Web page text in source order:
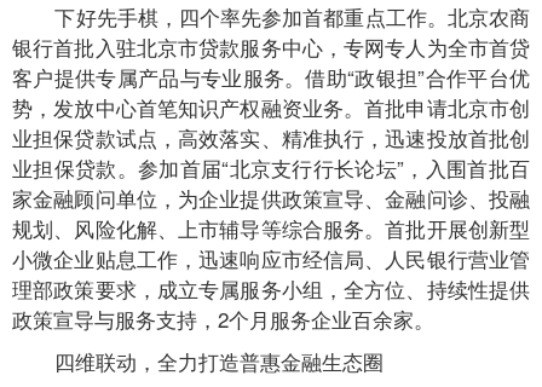
下好先手棋，四个率先参加首都重点工作。北京农商
银行首批入驻北京市贷款服务中心，专网专人为全市首贷
客户提供专属产品与专业服务。借助“政银担”合作平台优
势，发放中心首笔知识产权融资业务。首批申请北京市创
业担保贷款试点，高效落实、精准执行，迅速投放首批创
业担保贷款。参加首届“北京支行行长论坛”，入围首批百
家金融顾问单位，为企业提供政策宣导、金融问诊、投融
规划、风险化解、上市辅导等综合服务。首批开展创新型
小微企业贴息工作，迅速响应市经信局、人民银行营业管
理部政策要求，成立专属服务小组，全方位、持续性提供
政策宣导与服务支持，2个月服务企业百余家。
四维联动，全力打造普惠金融生态圈